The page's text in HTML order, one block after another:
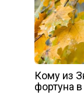
Кому из
фортуна